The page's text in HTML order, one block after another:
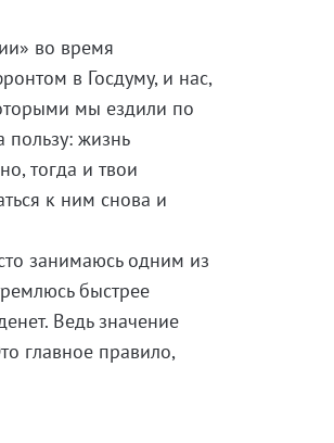
во время
в Госдуму, и нас,
мы ездили по
жизнь
тогда и твои
к ним снова и
занимаюсь одним из
быстрее
Ведь значение
главное правило,